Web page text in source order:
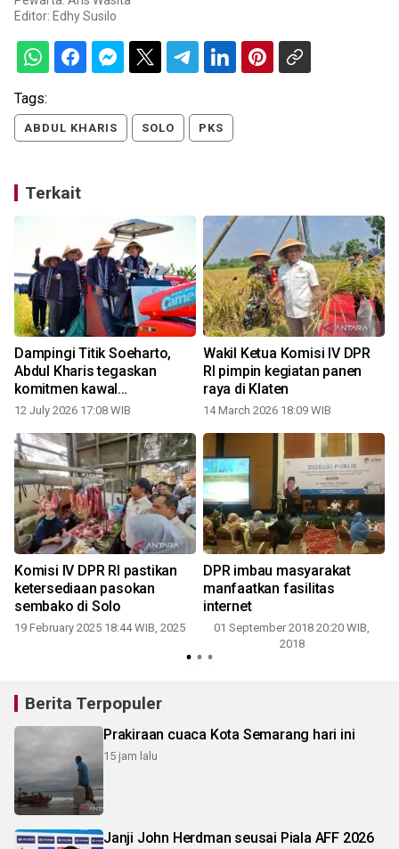
Editor: Edhy Susilo
Tags:
ABDUL KHARIS SOLO PKS
Terkait
Dampingi Titik Soeharto,
Abdul Kharis tegaskan
komitmen kawal
modernisasi pertanian dan
12 July 2026 17:08 WIB
Wakil Ketua Komisi IV DPR
RI pimpin kegiatan panen
raya di Klaten
14 March 2026 18:09 WIB
Komisi IV DPR RI pastikan
ketersediaan pasokan
sembako di Solo
19 February 2025 18:44 WIB, 2025
DPR imbau masyarakat
manfaatkan fasilitas
internet
01 September 2018 20:20 WIB,
2018
Berita Terpopuler
Prakiraan cuaca Kota Semarang hari ini
15 jam lalu
Janji John Herdman seusai Piala AFF 2026